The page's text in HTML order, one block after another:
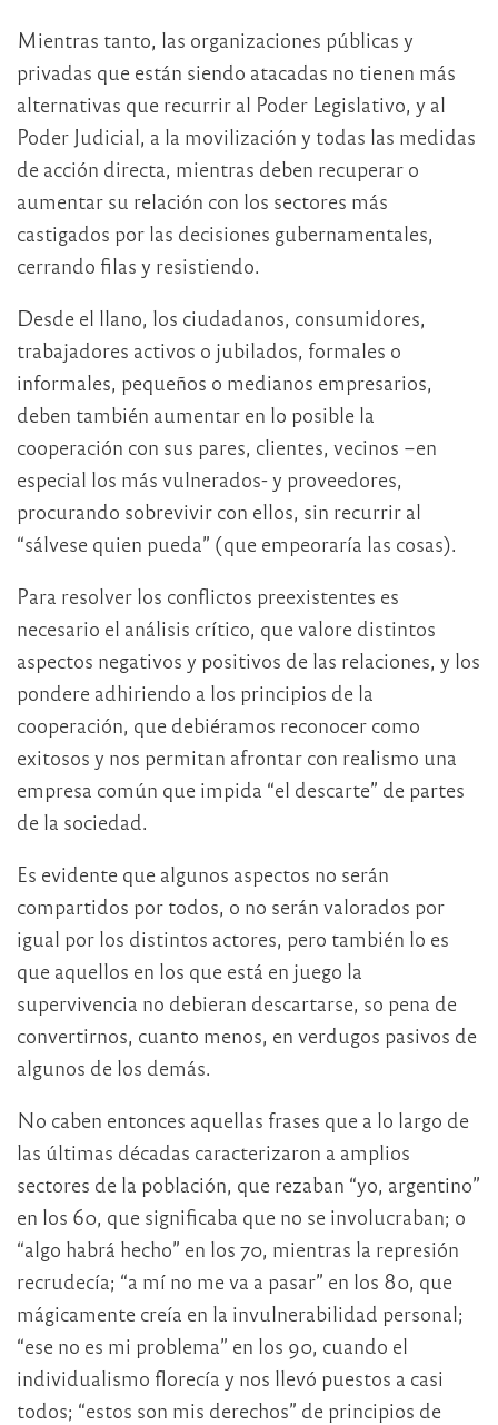
Mientras tanto, las organizaciones públicas y
privadas que están siendo atacadas no tienen más
alternativas que recurrir al Poder Legislativo, y al
Poder Judicial, a la movilización y todas las medidas
de acción directa, mientras deben recuperar o
aumentar su relación con los sectores más
castigados por las decisiones gubernamentales,
cerrando filas y resistiendo.
Desde el llano, los ciudadanos, consumidores,
trabajadores activos o jubilados, formales o
informales, pequeños o medianos empresarios,
deben también aumentar en lo posible la
cooperación con sus pares, clientes, vecinos –en
especial los más vulnerados- y proveedores,
procurando sobrevivir con ellos, sin recurrir al
“sálvese quien pueda” (que empeoraría las cosas).
Para resolver los conflictos preexistentes es
necesario el análisis crítico, que valore distintos
aspectos negativos y positivos de las relaciones, y los
pondere adhiriendo a los principios de la
cooperación, que debiéramos reconocer como
exitosos y nos permitan afrontar con realismo una
empresa común que impida “el descarte” de partes
de la sociedad.
Es evidente que algunos aspectos no serán
compartidos por todos, o no serán valorados por
igual por los distintos actores, pero también lo es
que aquellos en los que está en juego la
supervivencia no debieran descartarse, so pena de
convertirnos, cuanto menos, en verdugos pasivos de
algunos de los demás.
No caben entonces aquellas frases que a lo largo de
las últimas décadas caracterizaron a amplios
sectores de la población, que rezaban “yo, argentino”
en los 60, que significaba que no se involucraban; o
“algo habrá hecho” en los 70, mientras la represión
recrudecía; “a mí no me va a pasar” en los 80, que
mágicamente creía en la invulnerabilidad personal;
“ese no es mi problema” en los 90, cuando el
individualismo florecía y nos llevó puestos a casi
todos; “estos son mis derechos” de principios de